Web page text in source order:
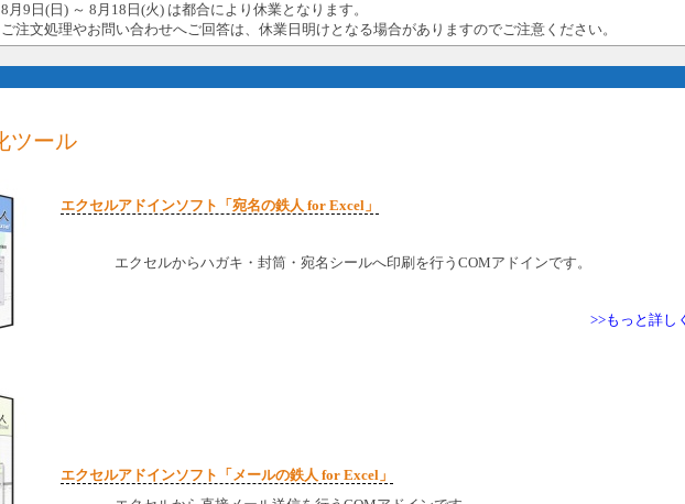
8月9日(日) ～ 8月18日(火) は都合により休業となります。
ご注文処理やお問い合わせへご回答は、休業日明けとなる場合がありますのでご注意ください。